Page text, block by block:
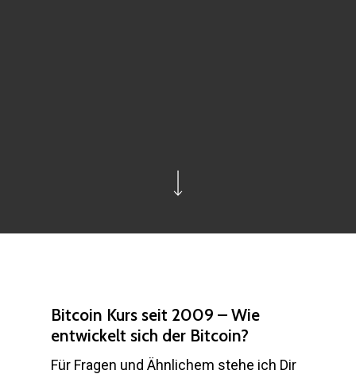
Bitcoin Kurs seit 2009 – Wie
entwickelt sich der Bitcoin?
Für Fragen und Ähnlichem stehe ich Dir